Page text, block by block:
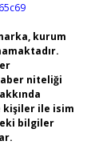
kurum
niteliği
kişiler ile isim
bilgiler